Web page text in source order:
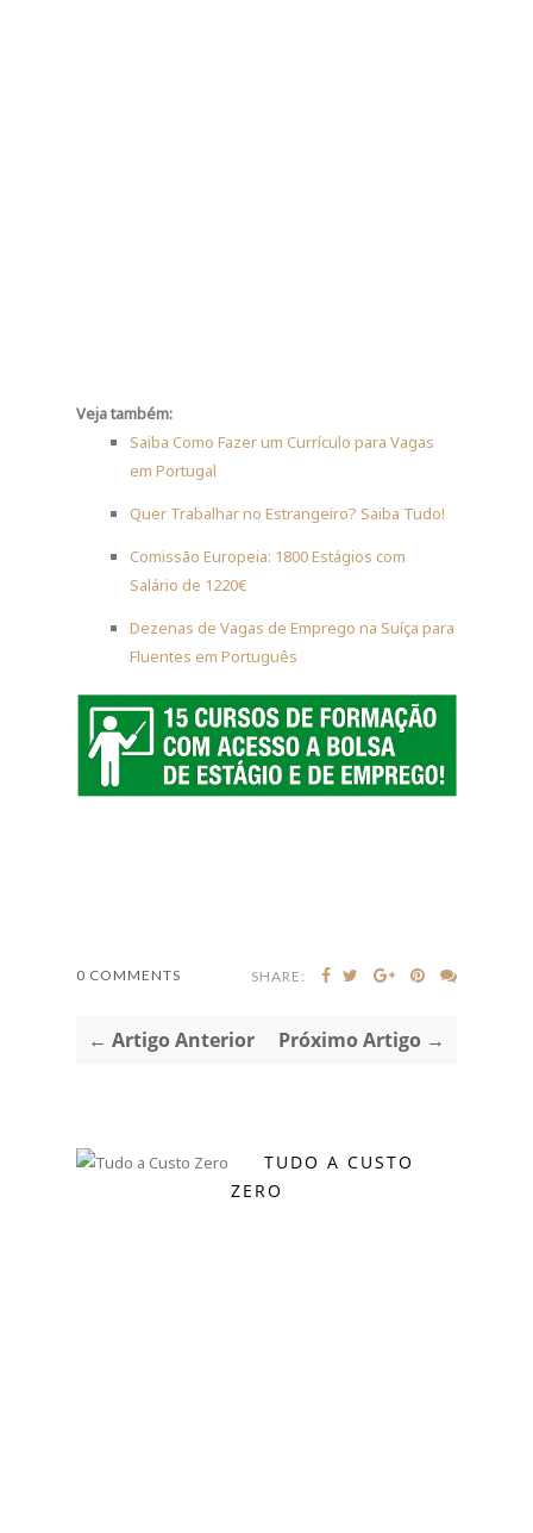
Veja também:
Saiba Como Fazer um Currículo para Vagas
em Portugal
Quer Trabalhar no Estrangeiro? Saiba Tudo!
Comissão Europeia: 1800 Estágios com
Salário de 1220€
Dezenas de Vagas de Emprego na Suíça para
Fluentes em Português
0 COMMENTS SHARE:
← Artigo Anterior Próximo Artigo →
TUDO A CUSTO
ZERO